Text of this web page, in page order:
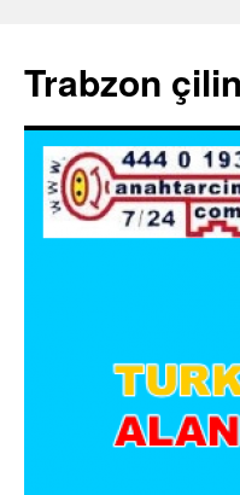
Trabzon